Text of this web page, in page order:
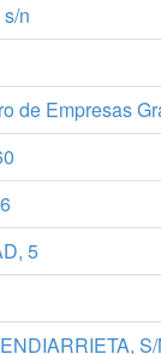
n
de Empresas
5